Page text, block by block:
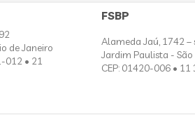
de Janeiro
012 • 21
FSBP
Alameda Jaú, 1742 –
Jardim Paulista - São
CEP: 01420-006 •